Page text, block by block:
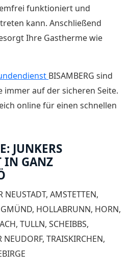
funktioniert und
kann. Anschließend
Ihre Gastherme wie
BISAMBERG sind
immer auf der sicheren Seite.
online für einen schnellen
JUNKERS
IN GANZ
NEUSTADT, AMSTETTEN,
HOLLABRUNN, HORN,
TULLN, SCHEIBBS,
TRAISKIRCHEN,